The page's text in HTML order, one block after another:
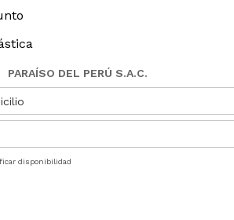
PARAÍSO DEL PERÚ S.A.C.
disponibilidad